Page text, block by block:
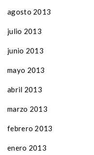
agosto 2013
julio 2013
junio 2013
mayo 2013
abril 2013
marzo 2013
febrero 2013
enero 2013